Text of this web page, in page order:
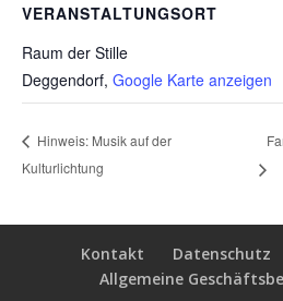
VERANSTALTUNGSORT
Raum der Stille
Deggendorf, Google Karte anzeigen
Hinweis: Musik auf der
Kulturlichtung
Kontakt Datenschutz
Allgemeine